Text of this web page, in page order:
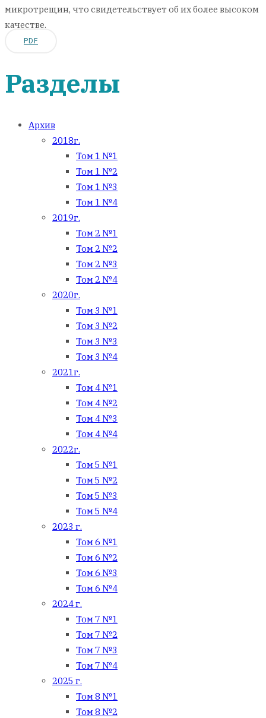
микротрещин, что свидетельствует об их более высоком
качестве.
PDF
Разделы
Архив
2018г.
Том 1 №1
Том 1 №2
Том 1 №3
Том 1 №4
2019г.
Том 2 №1
Том 2 №2
Том 2 №3
Том 2 №4
2020г.
Том 3 №1
Том 3 №2
Том 3 №3
Том 3 №4
2021г.
Том 4 №1
Том 4 №2
Том 4 №3
Том 4 №4
2022г.
Том 5 №1
Том 5 №2
Том 5 №3
Том 5 №4
2023 г.
Том 6 №1
Том 6 №2
Том 6 №3
Том 6 №4
2024 г.
Том 7 №1
Том 7 №2
Том 7 №3
Том 7 №4
2025 г.
Том 8 №1
Том 8 №2